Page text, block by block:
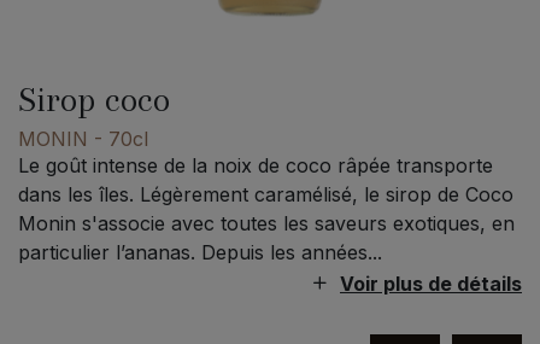
Sirop coco
MONIN - 70cl
Le goût intense de la noix de coco râpée transporte
dans les îles. Légèrement caramélisé, le sirop de Coco
Monin s'associe avec toutes les saveurs exotiques, en
particulier l’ananas. Depuis les années...
Voir plus de détails